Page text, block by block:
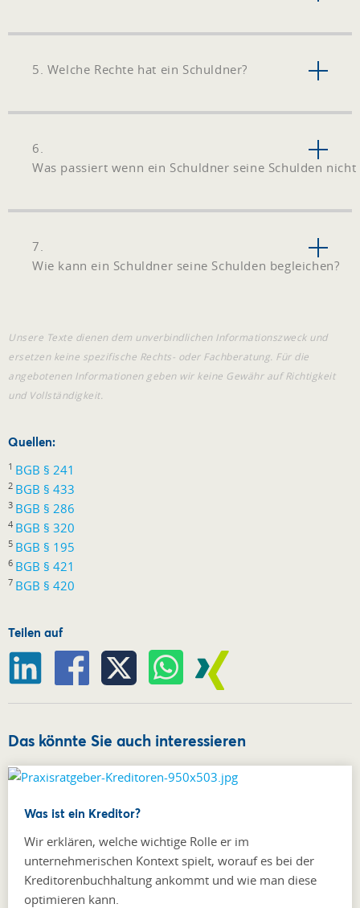
5. Welche Rechte hat ein Schuldner?
6.
Was passiert wenn ein Schuldner seine Schulden nicht
7.
Wie kann ein Schuldner seine Schulden begleichen?
Unsere Texte dienen dem unverbindlichen Informationszweck und
ersetzen keine spezifische Rechts- oder Fachberatung. Für die
angebotenen Informationen geben wir keine Gewähr auf Richtigkeit
und Vollständigkeit.
Quellen:
1 BGB § 241
2 BGB § 433
3 BGB § 286
4 BGB § 320
5 BGB § 195
6 BGB § 421
7 BGB § 420
Teilen auf
Das könnte Sie auch interessieren
Was ist ein Kreditor?
Wir erklären, welche wichtige Rolle er im
unternehmerischen Kontext spielt, worauf es bei der
Kreditorenbuchhaltung ankommt und wie man diese
optimieren kann.